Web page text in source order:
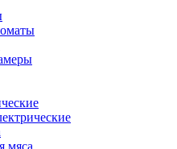
мяса